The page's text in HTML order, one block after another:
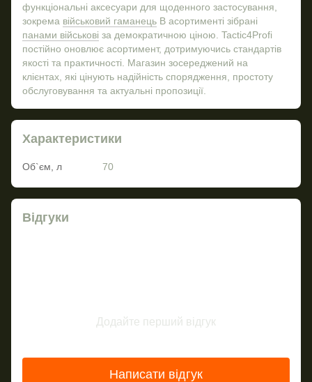
Ніж мачете
Шевроні зсу
Військові худі
функціональні аксесуари для щоденного застосування,
зокрема військовий гаманець В асортименті зібрані
панами військові за демократичною ціною. Tactic4Profi
постійно оновлює асортимент, дотримуючись стандартів
якості та практичності. Магазин зосереджений на
клієнтах, які цінують надійність спорядження, простоту
обслуговування та актуальні пропозиції.
Характеристики
Об`єм, л 70
Відгуки
Додайте перший відгук
Написати відгук